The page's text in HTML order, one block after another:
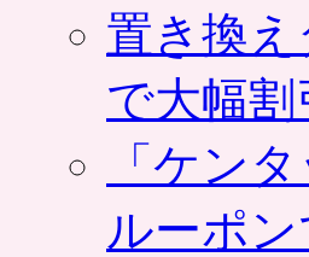
置き換
で大幅
「ケン
ルーポン